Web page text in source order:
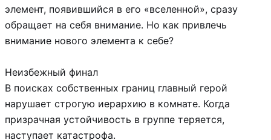
элемент, появившийся в его «вселенной», сразу
обращает на себя внимание. Но как привлечь
внимание нового элемента к себе?
Неизбежный финал
В поисках собственных границ главный герой
нарушает строгую иерархию в комнате. Когда
призрачная устойчивость в группе теряется,
наступает катастрофа.